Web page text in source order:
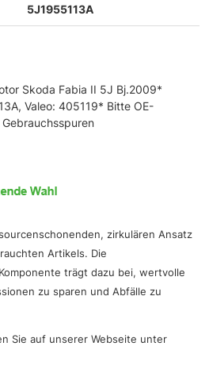
5J1955113A
Skoda Fabia II 5J Bj.2009*
Valeo: 405119* Bitte OE-
zirkulären Ansatz
Artikels. Die
trägt dazu bei, wertvolle
zu sparen und Abfälle zu
Sie auf unserer Webseite unter